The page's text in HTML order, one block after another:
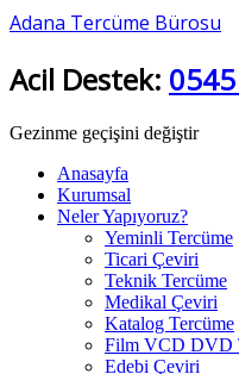
Adana Tercüme Bürosu
Acil Destek:
Gezinme geçişini değiştir
Anasayfa
Kurumsal
Neler Yapıyoruz?
Yeminli Tercüme
Ticari Çeviri
Teknik Tercüme
Medikal Çeviri
Katalog Tercüme
Film VCD DVD
Edebi Çeviri